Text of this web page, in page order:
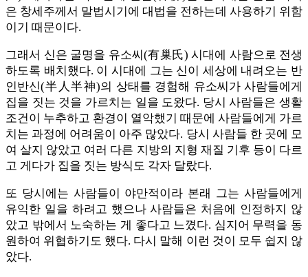
은 창세주께서 말법시기에 대법을 전하는데 사용하기 위함
이기 때문이다.
그래서 신은 굴명을 유소씨(有巢氏) 시대에 사람으로 전생
하도록 배치했다. 이 시대에 그는 신이 세상에 내려오는 반
인반신(半人半神)의 상태를 경험해 유소씨가 사람들에게
집을 짓는 것을 가르치는 일을 도왔다. 당시 사람들은 생활
조건이 누추하고 환경이 열악했기 때문에 사람들에게 가르
치는 과정에 어려움이 아주 많았다. 당시 사람들 한 곳에 모
여 살지 않았고 여러 다른 지방의 지형 재질 기후 등이 다르
고 게다가 집을 짓는 방식도 각자 달랐다.
또 당시에는 사람들이 야만적이라 본래 그는 사람들에게
유익한 일을 하려고 했으나 사람들은 처음에 인정하지 않
았고 밖에서 노숙하는 게 좋다고 느꼈다. 심지어 무력을 동
원하여 위협하기도 했다. 다시 말해 이런 것이 모두 쉽지 않
았다.